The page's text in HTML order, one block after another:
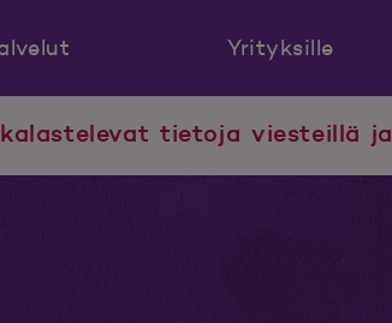
Yrityksille
tietoja viesteillä